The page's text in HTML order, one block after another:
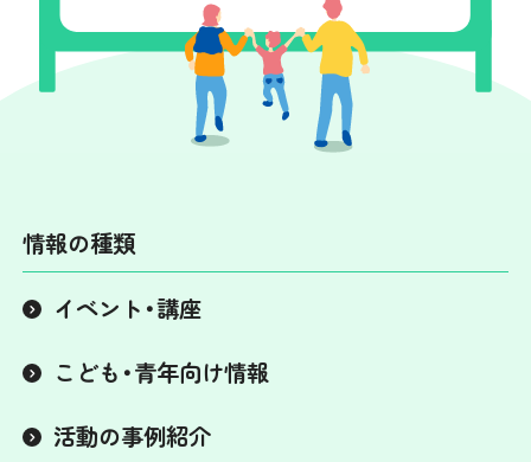
情報の種類
イベント・講座
こども・青年向け情報
活動の事例紹介